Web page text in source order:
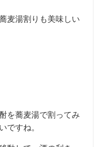
麦湯割りも美味しい
を蕎麦湯で割ってみ
ですね。